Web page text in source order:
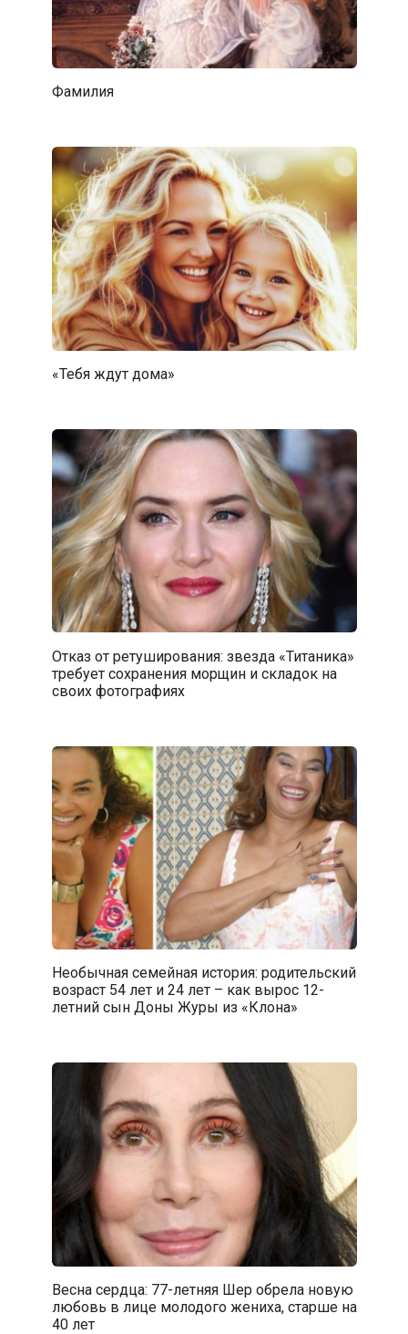
Фамилия
«Тебя ждут дома»
Отказ от ретуширования: звезда «Титаника»
требует сохранения морщин и складок на
своих фотографиях
Необычная семейная история: родительский
возраст 54 лет и 24 лет – как вырос 12-
летний сын Доны Журы из «Клона»
Весна сердца: 77-летняя Шер обрела новую
любовь в лице молодого жениха, старше на
40 лет